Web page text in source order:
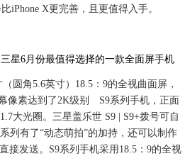
iPhone X更完善，且更值得入手。
圆角5.6英寸）18.5：9的全视曲面屏，
像素达到了2K级别 S9系列手机，正面
大光圈。三星盖乐世 S9 | S9+拨号可自
列有了“动态萌拍”的加持，还可以制作
接发送。S9系列手机采用18.5：9的全视